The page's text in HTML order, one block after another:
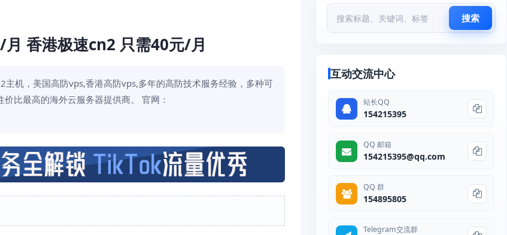
香港极速cn2 只需40元/月
机，美国高防vps,香港高防vps,多年的高防技术服务经验，多种可
比最高的海外云服务器提供商。 官网：
搜索
互动交流中心
站长QQ
154215395
QQ 邮箱
154215395@qq.com
QQ 群
154895805
Telegram交流群